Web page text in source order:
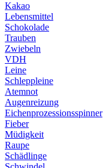
Kakao
Lebensmittel
Schokolade
Trauben
Zwiebeln
VDH
Leine
Schleppleine
Atemnot
Augenreizung
Eichenprozessionsspinner
Fieber
Müdigkeit
Raupe
Schädlinge